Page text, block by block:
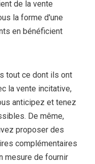
de la vente
la forme d'une
en bénéficient
tout ce dont ils ont
la vente incitative,
anticipez et tenez
De même,
proposer des
complémentaires
mesure de fournir